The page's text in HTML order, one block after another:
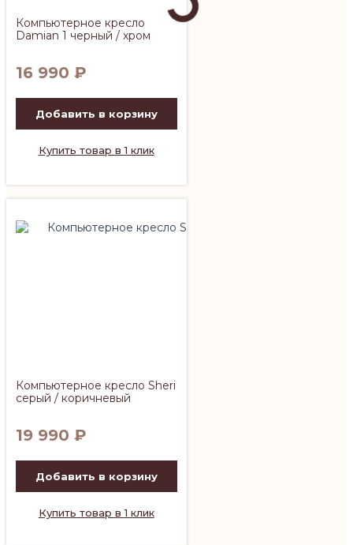
Компьютерное кресло
Damian 1 черный / хром
16 990 ₽
Добавить в корзину
Купить товар в 1 клик
Компьютерное кресло Sheri
серый / коричневый
19 990 ₽
Добавить в корзину
Купить товар в 1 клик